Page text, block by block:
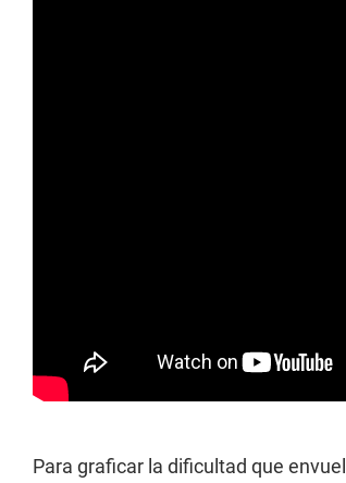
Para graficar la dificultad que